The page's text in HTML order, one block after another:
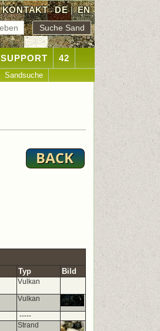
KONTAKT DE|EN
SUPPORT 42
Sandsuche
Typ Bild
Vulkan
Vulkan
-----
Strand